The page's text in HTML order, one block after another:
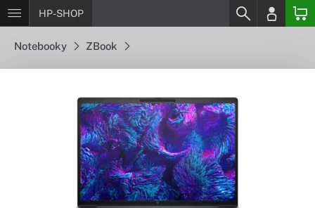
HP-SHOP
Notebooky ZBook